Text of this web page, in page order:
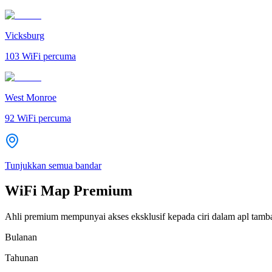
Vicksburg
103 WiFi percuma
West Monroe
92 WiFi percuma
Tunjukkan semua bandar
WiFi Map Premium
Ahli premium mempunyai akses eksklusif kepada ciri dalam apl
Bulanan
Tahunan